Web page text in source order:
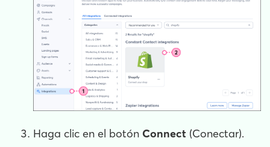
Haga clic en el botón Connect (Conectar).